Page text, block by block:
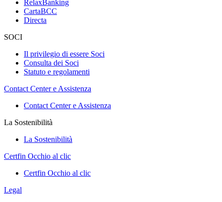
RelaxBanking
CartaBCC
Directa
SOCI
Il privilegio di essere Soci
Consulta dei Soci
Statuto e regolamenti
Contact Center e Assistenza
Contact Center e Assistenza
La Sostenibilità
La Sostenibilità
Certfin Occhio al clic
Certfin Occhio al clic
Legal